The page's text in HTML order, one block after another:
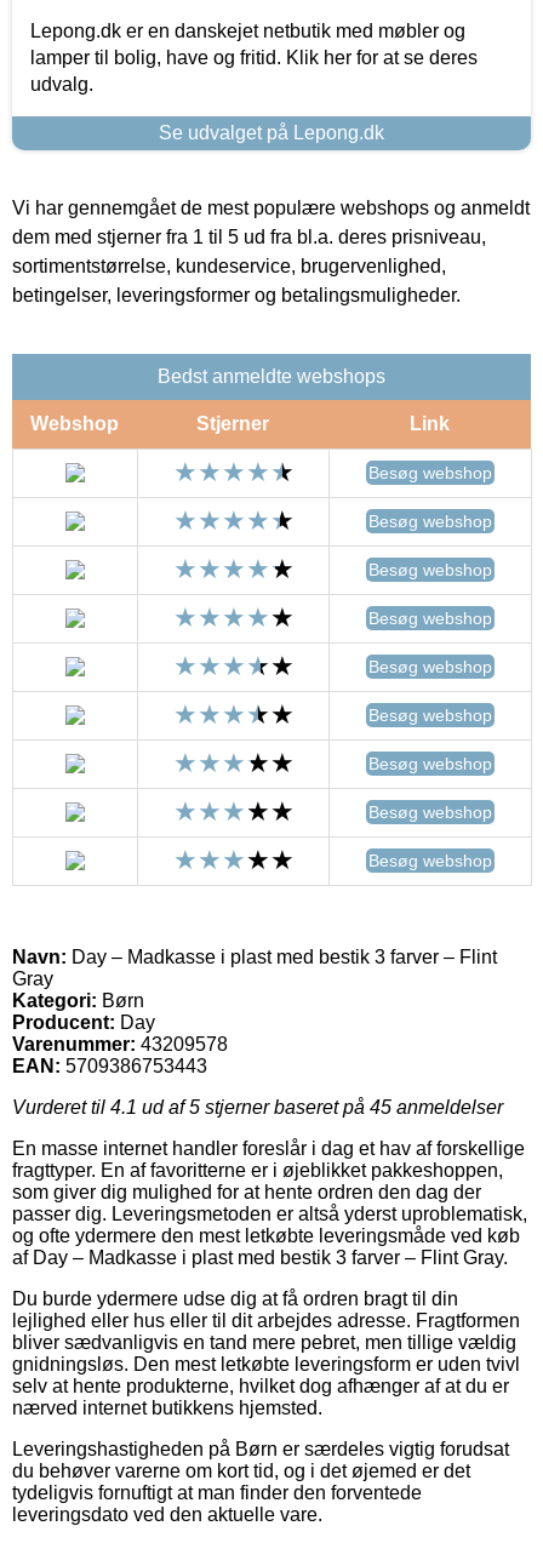
Lepong.dk er en danskejet netbutik med møbler og
lamper til bolig, have og fritid. Klik her for at se deres
udvalg.
Se udvalget på Lepong.dk
Vi har gennemgået de mest populære webshops og anmeldt
dem med stjerner fra 1 til 5 ud fra bl.a. deres prisniveau,
sortimentstørrelse, kundeservice, brugervenlighed,
betingelser, leveringsformer og betalingsmuligheder.
Bedst anmeldte webshops
Webshop Stjerner Link
Besøg webshop
Besøg webshop
Besøg webshop
Besøg webshop
Besøg webshop
Besøg webshop
Besøg webshop
Besøg webshop
Besøg webshop
Navn: Day – Madkasse i plast med bestik 3 farver – Flint
Gray
Kategori: Børn
Producent: Day
Varenummer: 43209578
EAN: 5709386753443
Vurderet til 4.1 ud af 5 stjerner baseret på 45 anmeldelser
En masse internet handler foreslår i dag et hav af forskellige
fragttyper. En af favoritterne er i øjeblikket pakkeshoppen,
som giver dig mulighed for at hente ordren den dag der
passer dig. Leveringsmetoden er altså yderst uproblematisk,
og ofte ydermere den mest letkøbte leveringsmåde ved køb
af Day – Madkasse i plast med bestik 3 farver – Flint Gray.
Du burde ydermere udse dig at få ordren bragt til din
lejlighed eller hus eller til dit arbejdes adresse. Fragtformen
bliver sædvanligvis en tand mere pebret, men tillige vældig
gnidningsløs. Den mest letkøbte leveringsform er uden tvivl
selv at hente produkterne, hvilket dog afhænger af at du er
nærved internet butikkens hjemsted.
Leveringshastigheden på Børn er særdeles vigtig forudsat
du behøver varerne om kort tid, og i det øjemed er det
tydeligvis fornuftigt at man finder den forventede
leveringsdato ved den aktuelle vare.